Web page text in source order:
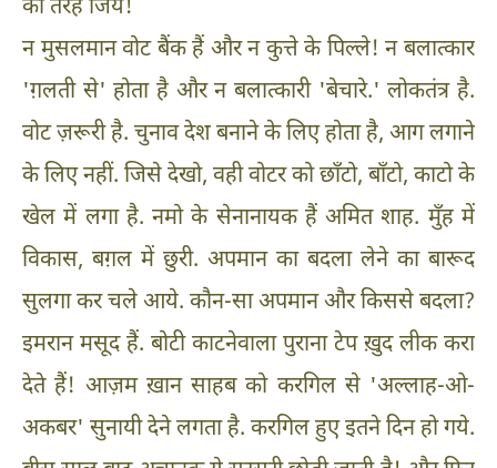
की तरह जियें!
न मुसलमान वोट बैंक हैं और न कुत्ते के पिल्ले! न बलात्कार
'ग़लती से' होता है और न बलात्कारी 'बेचारे.' लोकतंत्र है.
वोट ज़रूरी है. चुनाव देश बनाने के लिए होता है, आग लगाने
के लिए नहीं. जिसे देखो, वही वोटर को छाँटो, बाँटो, काटो के
खेल में लगा है. नमो के सेनानायक हैं अमित शाह. मुँह में
विकास, बग़ल में छुरी. अपमान का बदला लेने का बारूद
सुलगा कर चले आये. कौन-सा अपमान और किससे बदला?
इमरान मसूद हैं. बोटी काटनेवाला पुराना टेप ख़ुद लीक करा
देते हैं! आज़म ख़ान साहब को करगिल से 'अल्लाह-ओ-
अकबर' सुनायी देने लगता है. करगिल हुए इतने दिन हो गये.